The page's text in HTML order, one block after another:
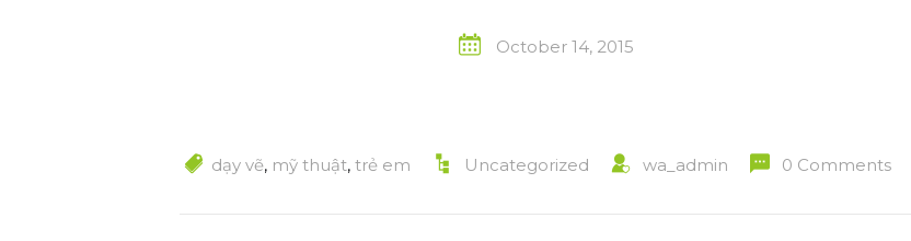
October 14, 2015
dạy vẽ, mỹ thuật, trẻ em Uncategorized wa_admin 0 Comments